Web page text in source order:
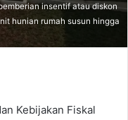
insentif atau diskon
hunian rumah susun hingga
Kebijakan Fiskal